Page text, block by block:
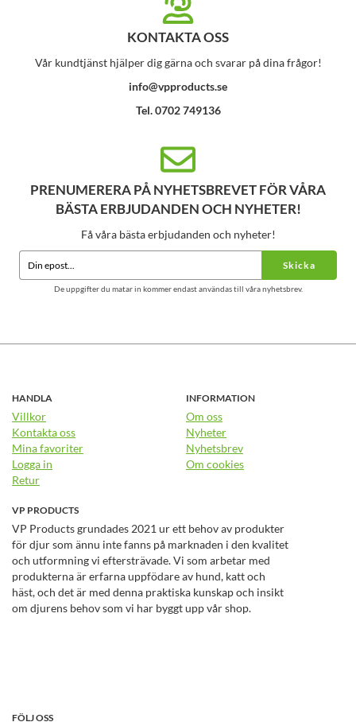
KONTAKTA OSS
Vår kundtjänst hjälper dig gärna och svarar på dina frågor!
info@vpproducts.se
Tel. 0702 749136
PRENUMERERA PÅ NYHETSBREVET FÖR VÅRA
BÄSTA ERBJUDANDEN OCH NYHETER!
Få våra bästa erbjudanden och nyheter!
Skicka
De uppgifter du matar in kommer endast användas till våra nyhetsbrev.
HANDLA
Villkor
Kontakta oss
Mina favoriter
Logga in
Retur
INFORMATION
Om oss
Nyheter
Nyhetsbrev
Om cookies
VP PRODUCTS
VP Products grundades 2021 ur ett behov av produkter
för djur som ännu inte fanns på marknaden i den kvalitet
och utformning vi eftersträvade. Vi som arbetar med
produkterna är erfarna uppfödare av hund, katt och
häst, och det är med denna praktiska kunskap och insikt
om djurens behov som vi har byggt upp vår shop.
FÖLJ OSS